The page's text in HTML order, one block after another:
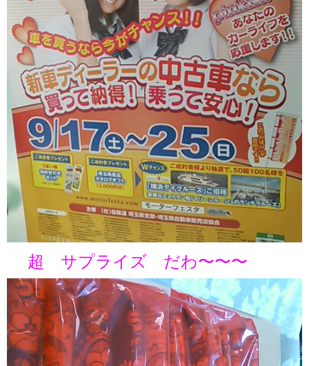
超 サプライズ だわ〜〜〜